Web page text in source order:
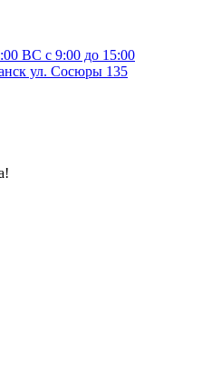
ВС с 9:00 до 15:00
ул. Сосюры 135